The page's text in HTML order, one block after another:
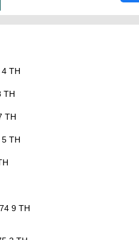
TH
TH
TH
TH
9 TH